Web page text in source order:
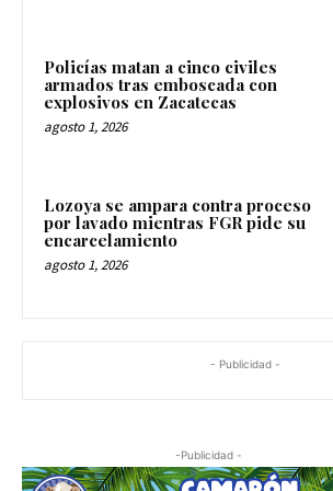
Policías matan a cinco civiles
armados tras emboscada con
explosivos en Zacatecas
agosto 1, 2026
Lozoya se ampara contra proceso
por lavado mientras FGR pide su
encarcelamiento
agosto 1, 2026
- Publicidad -
-Publicidad -